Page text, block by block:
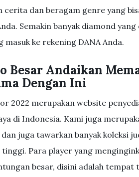
cerita dan beragam genre yang
Semakin banyak diamond
masuk ke rekening DANA Anda.
Besar Andaikan
Dengan Ini
2022 merupakan website
di Indonesia. Kami juga
juga tawarkan banyak koleksi
tinggi. Para player yang
besar, disini adalah tempat